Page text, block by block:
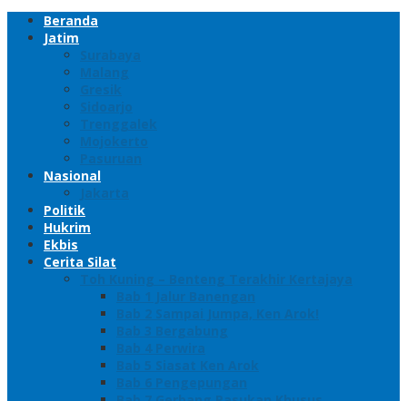
Beranda
Jatim
Surabaya
Malang
Gresik
Sidoarjo
Trenggalek
Mojokerto
Pasuruan
Nasional
Jakarta
Politik
Hukrim
Ekbis
Cerita Silat
Toh Kuning – Benteng Terakhir Kertajaya
Bab 1 Jalur Banengan
Bab 2 Sampai Jumpa, Ken Arok!
Bab 3 Bergabung
Bab 4 Perwira
Bab 5 Siasat Ken Arok
Bab 6 Pengepungan